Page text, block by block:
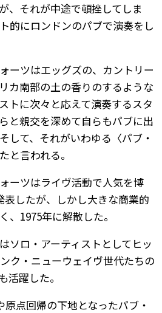
、それが中途で頓挫してしま
的にロンドンのパブで演奏をし
ーツはエッグズの、カントリー
カ南部の土の香りのするような
トに次々と応えて演奏するスタ
と親交を深めて自らもパブに出
して、それがいわゆる〈パブ・
と言われる。
ーツはライヴ活動で人気を博
表したが、しかし大きな商業的
、1975年に解散した。
ソロ・アーティストとしてヒッ
ク・ニューウェイヴ世代たちの
活躍した。
点回帰の下地となったパブ・